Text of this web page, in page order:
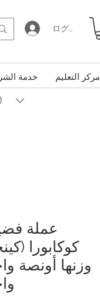
ログイン
خدمة مركز التعليم
عملة
وزنها أونصة